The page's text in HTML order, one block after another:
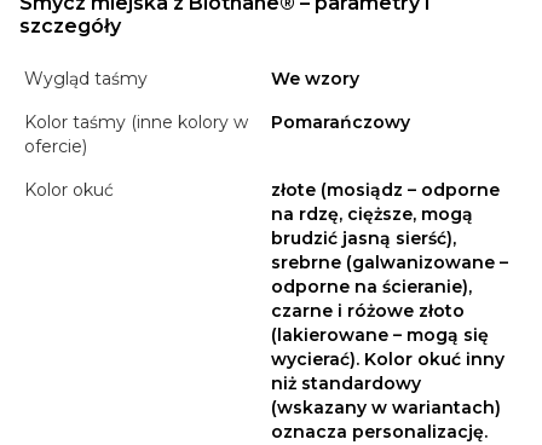
szczegóły
Wygląd taśmy
We wzory
Kolor taśmy (inne kolory w
ofercie)
Pomarańczowy
Kolor okuć
złote (mosiądz – odporne
na rdzę, cięższe, mogą
brudzić jasną sierść),
srebrne (galwanizowane –
odporne na ścieranie),
czarne i różowe złoto
(lakierowane – mogą się
wycierać). Kolor okuć inny
niż standardowy
(wskazany w wariantach)
oznacza personalizację.